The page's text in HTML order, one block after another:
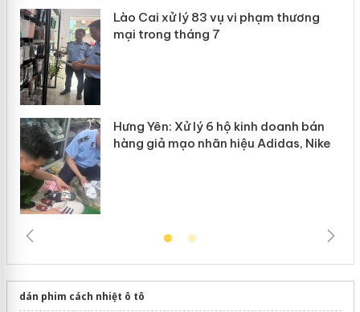
Lào Cai xử lý 83 vụ vi phạm thương
mại trong tháng 7
Hưng Yên: Xử lý 6 hộ kinh doanh bán
hàng giả mạo nhãn hiệu Adidas, Nike
dán phim cách nhiệt ô tô